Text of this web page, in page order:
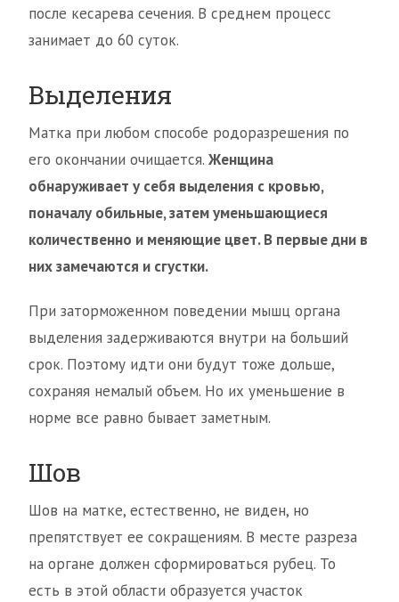
после кесарева сечения. В среднем процесс
занимает до 60 суток.
Выделения
Матка при любом способе родоразрешения по
его окончании очищается. Женщина
обнаруживает у себя выделения с кровью,
поначалу обильные, затем уменьшающиеся
количественно и меняющие цвет. В первые дни в
них замечаются и сгустки.
При заторможенном поведении мышц органа
выделения задерживаются внутри на больший
срок. Поэтому идти они будут тоже дольше,
сохраняя немалый объем. Но их уменьшение в
норме все равно бывает заметным.
Шов
Шов на матке, естественно, не виден, но
препятствует ее сокращениям. В месте разреза
на органе должен сформироваться рубец. То
есть в этой области образуется участок